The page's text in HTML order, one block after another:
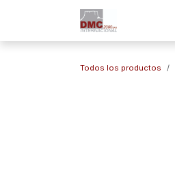
Todos los productos